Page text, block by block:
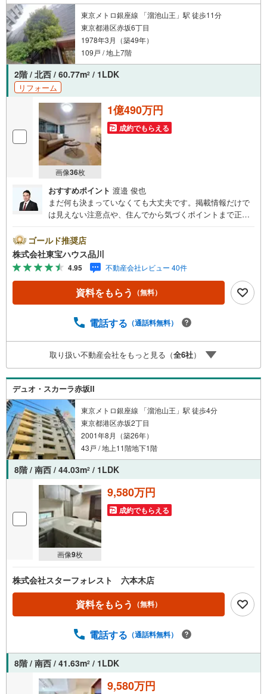
東京メトロ銀座線 「溜池山王」駅 徒歩11分
東京都港区赤坂6丁目
1978年3月（築49年）
109戸 / 地上7階
2階 / 北西 / 60.77m2 / 1LDK
リフォーム
画像36枚
1億490万円
成約でもらえる
おすすめポイント 渡邉 俊也
まだ何も決まっていなくても大丈夫です。掲載情報だけで
は見えない注意点や、住んでから気づくポイントまで正直
とも包み隠さずお伝えし、「納得して選ぶ」ためのサポー
トを大切にしています。現地でしか分からないリアルな情
報も含めて、一緒に後悔しない住まい探しを進めていきま
しょう。まずはお気軽にご相談ください。【Yahoo！ 不動
産キャンペーン対象店舗】当店で物件を成約するとPayPay
ボーナスライトがもらえる「Yahoo！ 不動産 物件ご成約キ
予約をする」ボタンからお問い合わせください。※必ずYah
スライトは出金と譲渡はできません。ご案内・詳細な資料
のご請求はお気軽にどうぞ♪お電話でのお問い合わせも常
時受け付けております！お気軽にお問い合わせください。
ゴールド推奨店
株式会社東宝ハウス品川
4.95 不動産会社レビュー 40件
資料をもらう （無料）
電話する （通話料無料）
取り扱い不動産会社をもっと見る（全6社）
デュオ・スカーラ赤坂II
東京メトロ銀座線 「溜池山王」駅 徒歩4分
東京都港区赤坂2丁目
2001年8月（築26年）
43戸 / 地上11階地下1階
8階 / 南西 / 44.03m2 / 1LDK
画像9枚
9,580万円
成約でもらえる
株式会社スターフォレスト 六本木店
資料をもらう （無料）
電話する （通話料無料）
8階 / 南西 / 41.63m2 / 1LDK
9,580万円